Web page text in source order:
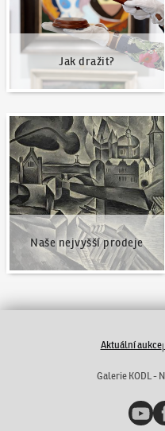
Jak dražit?
Naše nejvyšší prodeje
Naše nejvyšší prodeje
Aktuální aukce|
Galerie KODL -